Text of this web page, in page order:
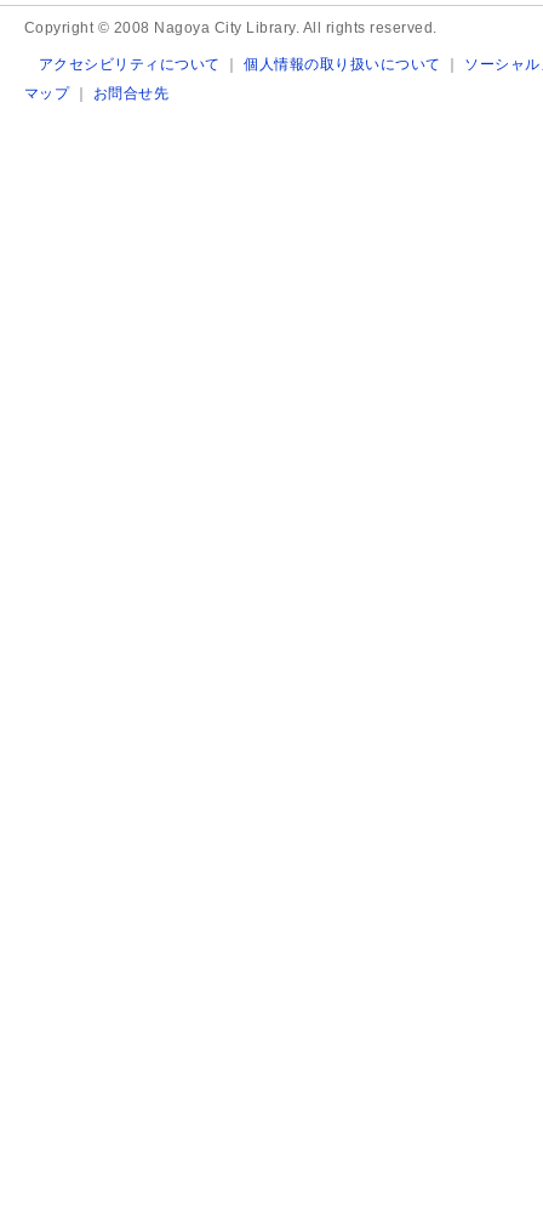
Copyright © 2008 Nagoya City Library. All rights reserved.
アクセシビリティについて ｜個人情報の取り扱いについて ｜ ソーシャ
マップ｜ お問合せ先